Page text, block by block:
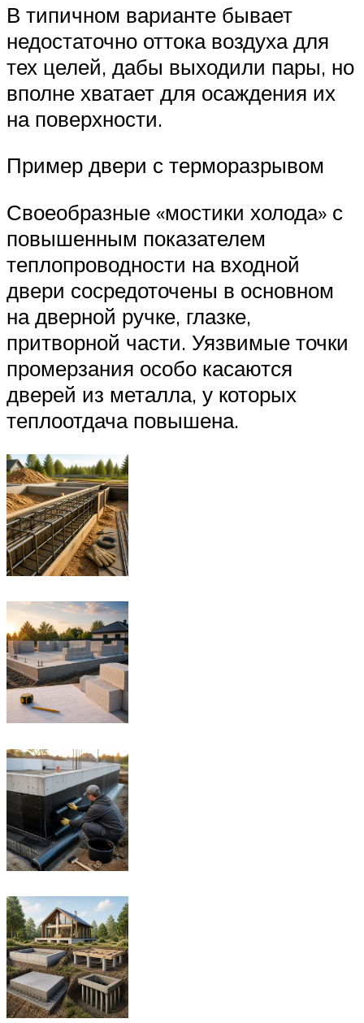
В типичном варианте бывает
недостаточно оттока воздуха для
тех целей, дабы выходили пары, но
вполне хватает для осаждения их
на поверхности.
Пример двери с терморазрывом
Своеобразные «мостики холода» с
повышенным показателем
теплопроводности на входной
двери сосредоточены в основном
на дверной ручке, глазке,
притворной части. Уязвимые точки
промерзания особо касаются
дверей из металла, у которых
теплоотдача повышена.